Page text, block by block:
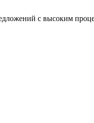
с высоким